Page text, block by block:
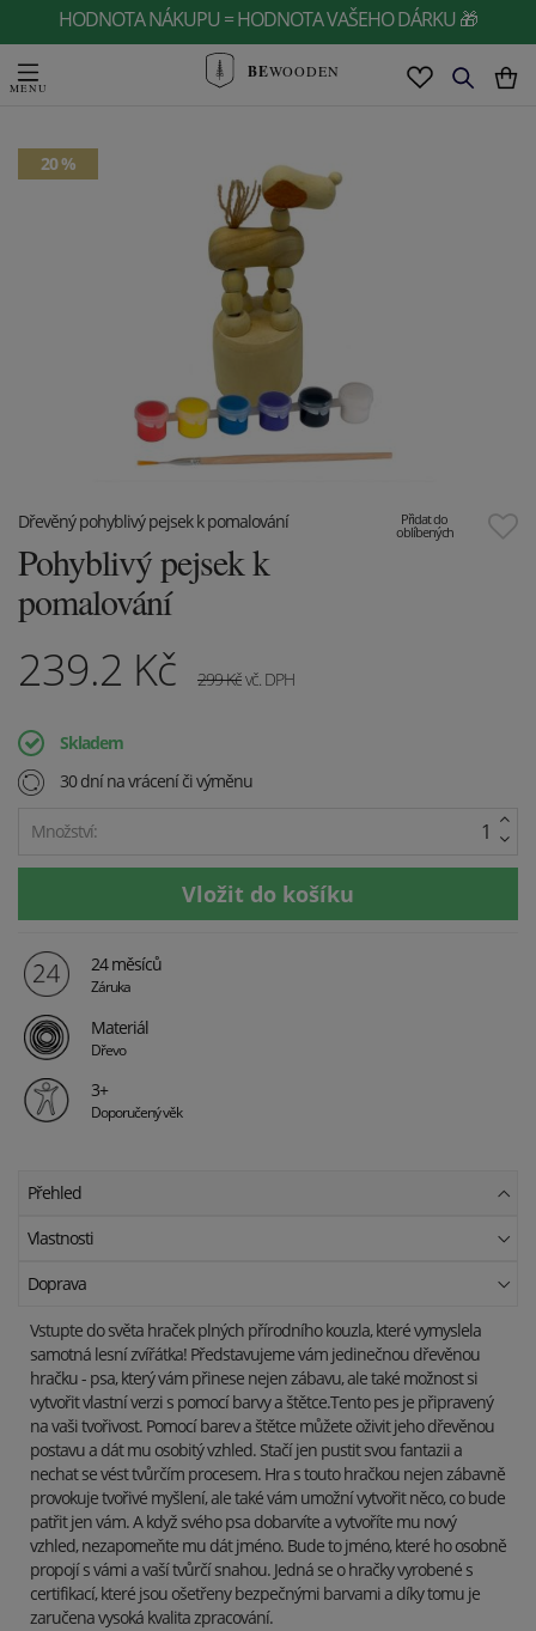
HODNOTA NÁKUPU = HODNOTA VAŠEHO DÁRKU 🎁
BEWOODEN
20 %
Přidat do
oblíbených
Dřevěný pohyblivý pejsek k pomalování
Pohyblivý pejsek k
pomalování
239.2 Kč 299Kčvč. DPH
Skladem
30 dní na vrácení či výměnu
Množství:
24 měsíců
Záruka
Materiál
Dřevo
3+
Doporučený věk
Přehled
Vlastnosti
Doprava
Vstupte do světa hraček plných přírodního kouzla, které vymyslela
samotná lesní zvířátka! Představujeme vám jedinečnou dřevěnou
hračku - psa, který vám přinese nejen zábavu, ale také možnost si
vytvořit vlastní verzi s pomocí barvy a štětce.Tento pes je připravený
na vaši tvořivost. Pomocí barev a štětce můžete oživit jeho dřevěnou
postavu a dát mu osobitý vzhled. Stačí jen pustit svou fantazii a
nechat se vést tvůrčím procesem. Hra s touto hračkou nejen zábavně
provokuje tvořivé myšlení, ale také vám umožní vytvořit něco, co bude
patřit jen vám. A když svého psa dobarvíte a vytvoříte mu nový
vzhled, nezapomeňte mu dát jméno. Bude to jméno, které ho osobně
propojí s vámi a vaší tvůrčí snahou. Jedná se o hračky vyrobené s
certifikací, které jsou ošetřeny bezpečnými barvami a díky tomu je
zaručena vysoká kvalita zpracování.